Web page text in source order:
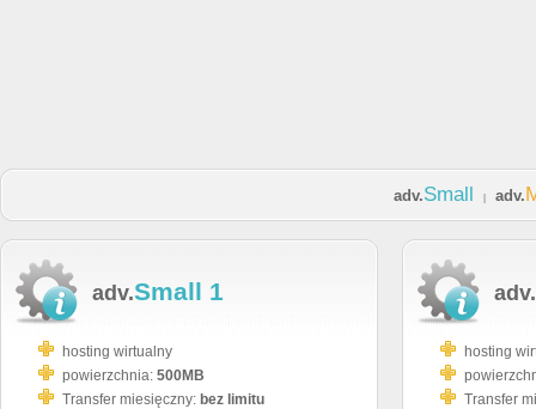
adv.Small adv.
adv.Small 1
hosting wirtualny
powierzchnia: 500MB
Transfer miesięczny: bez limitu
adv.
hosting
Transfer